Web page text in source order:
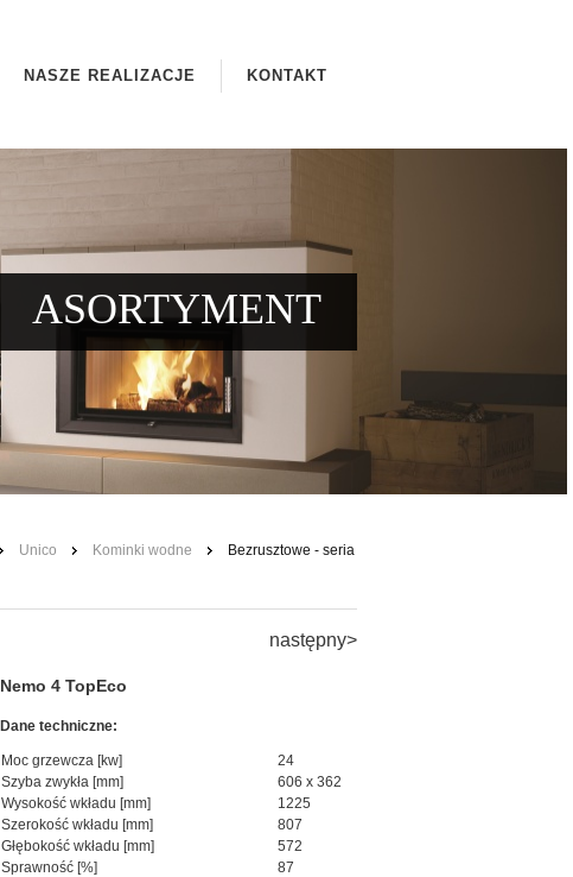
NASZE REALIZACJE KONTAKT
ASORTYMENT
Unico Kominki wodne
Bezrusztowe - seria
następny>
Nemo 4 TopEco
Dane techniczne:
Moc grzewcza [kw]
24
Szyba zwykła [mm]
606 x 362
Wysokość wkładu [mm]
1225
Szerokość wkładu [mm]
807
Głębokość wkładu [mm]
572
Sprawność [%]
87